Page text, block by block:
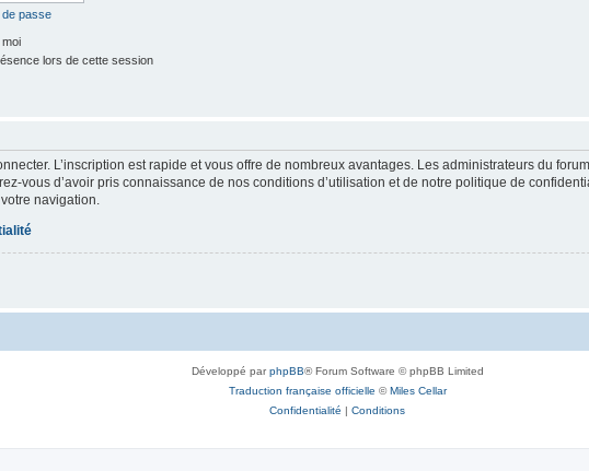
de passe
lors de cette session
L’inscription est rapide et vous offre de nombreux avantages. Les administrateurs du
vous d’avoir pris connaissance de nos conditions d’utilisation et de notre politique de
navigation.
Développé parphpBB® Forum Software © phpBB Limited
Traduction française officielle ©Miles Cellar
Confidentialité | Conditions